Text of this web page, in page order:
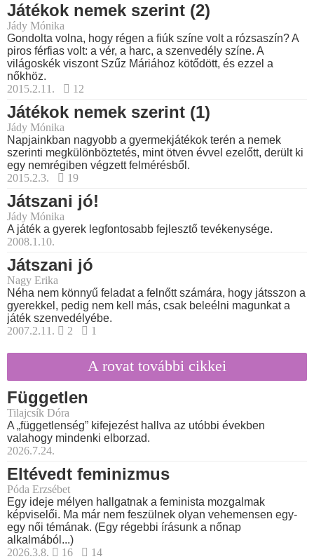
Játékok nemek szerint (2)
Jády Mónika
Gondolta volna, hogy régen a fiúk színe volt a rózsaszín? A
piros férfias volt: a vér, a harc, a szenvedély színe. A
világoskék viszont Szűz Máriához kötődött, és ezzel a
nőkhöz.
2015.2.11.
12
Játékok nemek szerint (1)
Jády Mónika
Napjainkban nagyobb a gyermekjátékok terén a nemek
szerinti megkülönböztetés, mint ötven évvel ezelőtt, derült ki
egy nemrégiben végzett felmérésből.
2015.2.3.
19
Játszani jó!
Jády Mónika
A játék a gyerek legfontosabb fejlesztő tevékenysége.
2008.1.10.
Játszani jó
Nagy Erika
Néha nem könnyű feladat a felnőtt számára, hogy játsszon a
gyerekkel, pedig nem kell más, csak beleélni magunkat a
játék szenvedélyébe.
2007.2.11.
2 1
A rovat további cikkei
Független
Tilajcsík Dóra
A „függetlenség” kifejezést hallva az utóbbi években
valahogy mindenki elborzad.
2026.7.24.
Eltévedt feminizmus
Póda Erzsébet
Egy ideje mélyen hallgatnak a feminista mozgalmak
képviselői. Ma már nem feszülnek olyan vehemensen egy-
egy női témának. (Egy régebbi írásunk a nőnap
alkalmából...)
2026.3.8.
16 14